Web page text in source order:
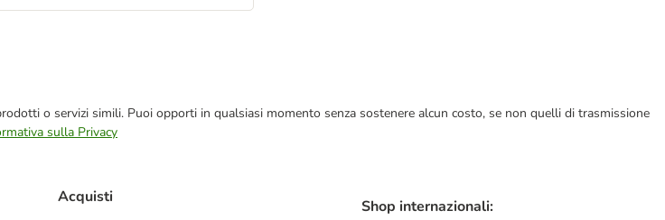
o servizi simili. Puoi opporti in qualsiasi momento senza sostenere alcun costo, se non quelli di trasmissione
sulla Privacy
Acquisti Shop internazionali: